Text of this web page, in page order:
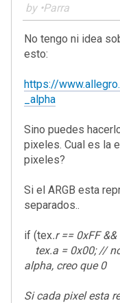
by •Parra
No tengo ni idea
esto:
https://
_alpha
Sino puedes
pixeles. Cual es la
pixeles?
Si el ARGB esta
separados..
if (tex.r == 0xFF &&
tex.a = 0x00; //
alpha, creo que 0
Si cada pixel esta